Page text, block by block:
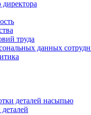
труда
данных
деталей насыпью